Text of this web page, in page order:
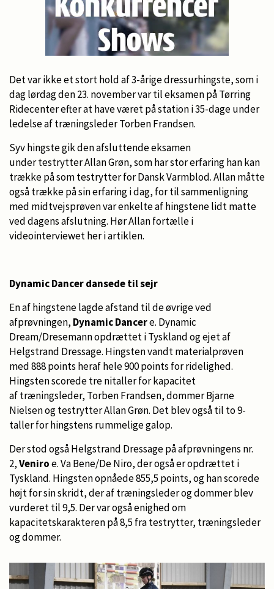
Det var ikke et stort hold af 3-årige dressurhingste, som i
dag lørdag den 23. november var til eksamen på Tørring
Ridecenter efter at have været på station i 35-dage under
ledelse af træningsleder Torben Frandsen.
Syv hingste gik den afsluttende eksamen
under testrytter Allan Grøn, som har stor erfaring han kan
trække på som testrytter for Dansk Varmblod. Allan måtte
også trække på sin erfaring i dag, for til sammenligning
med midtvejsprøven var enkelte af hingstene lidt matte
ved dagens afslutning. Hør Allan fortælle i
videointerviewet her i artiklen.
Dynamic Dancer dansede til sejr
En af hingstene lagde afstand til de øvrige ved
afprøvningen, Dynamic Dancere. Dynamic
Dream/Dresemann opdrættet i Tyskland og ejet af
Helgstrand Dressage. Hingsten vandt materialprøven
med 888 points heraf hele 900 points for ridelighed.
Hingsten scorede tre nitaller for kapacitet
af træningsleder, Torben Frandsen, dommer Bjarne
Nielsen og testrytter Allan Grøn. Det blev også til to 9-
taller for hingstens rummelige galop.
Der stod også Helgstrand Dressage på afprøvningens nr.
2,Veniroe. Va Bene/De Niro, der også er opdrættet i
Tyskland. Hingsten opnåede 855,5 points, og han scorede
højt for sin skridt, der af træningsleder og dommer blev
vurderet til 9,5. Der var også enighed om
kapacitetskarakteren på 8,5 fra testrytter, træningsleder
og dommer.